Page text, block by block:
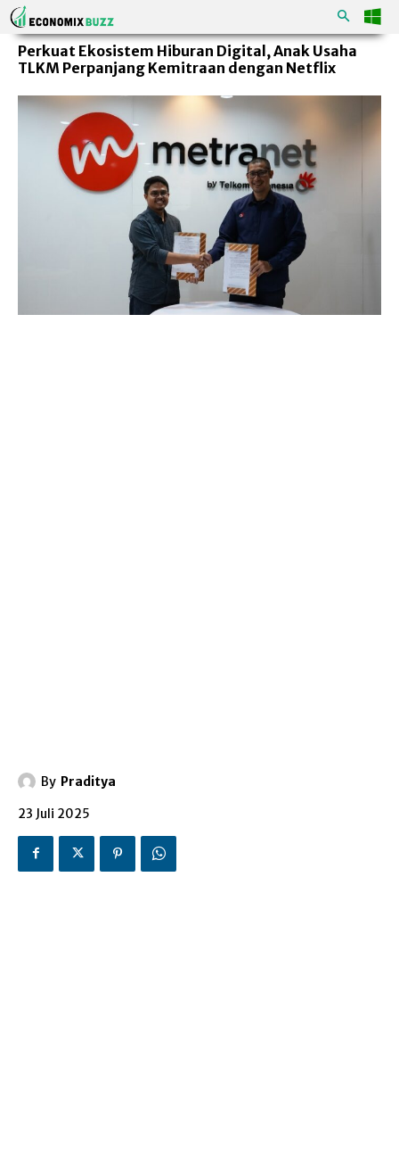
Perkuat Ekosistem Hiburan Digital, Anak Usaha
TLKM Perpanjang Kemitraan dengan Netflix
By Praditya
23 Juli 2025